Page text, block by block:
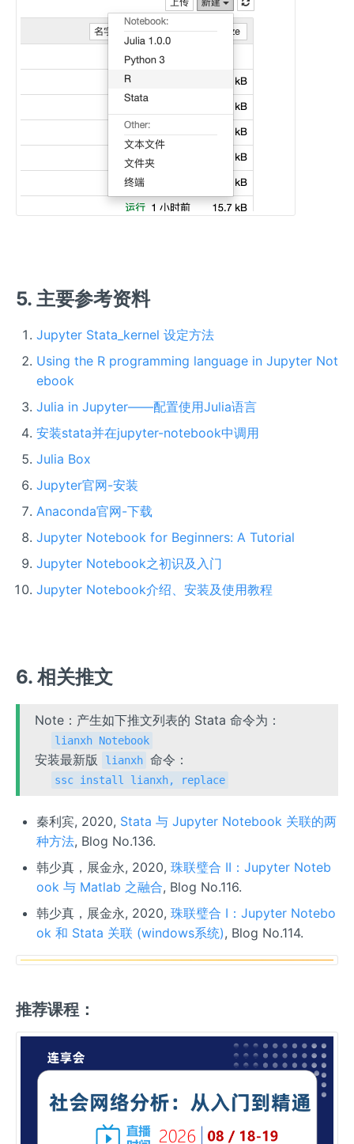
5. 主要参考资料
Jupyter Stata_kernel 设定方法
Using the R programming language in Jupyter Not
ebook
Julia in Jupyter——配置使用Julia语言
安装stata并在jupyter-notebook中调用
Julia Box
Jupyter官网-安装
Anaconda官网-下载
Jupyter Notebook for Beginners: A Tutorial
Jupyter Notebook之初识及入门
Jupyter Notebook介绍、安装及使用教程
6. 相关推文
Note：产生如下推文列表的 Stata 命令为：
lianxh Notebook
安装最新版 lianxh 命令：
ssc install lianxh, replace
秦利宾, 2020, Stata 与 Jupyter Notebook 关联的两
种方法, Blog No.136.
韩少真，展金永, 2020, 珠联璧合 II：Jupyter Noteb
ook 与 Matlab 之融合, Blog No.116.
韩少真，展金永, 2020, 珠联璧合 I：Jupyter Notebo
ok 和 Stata 关联 (windows系统), Blog No.114.
推荐课程：